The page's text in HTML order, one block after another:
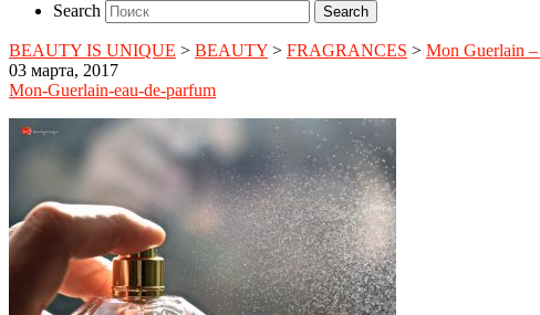
Search
BEAUTY IS UNIQUE > BEAUTY > FRAGRANCES > Mon Guerlain
03 марта, 2017
Mon-Guerlain-eau-de-parfum